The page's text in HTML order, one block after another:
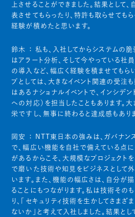
上させることができました。結果として
表させてもらったり、特許も取らせても
経験が積めたと思います。
鈴木 ： 私も、入社してからシステムの
はアラート分析、そして今やっている社
の導入など、幅広く経験を積ませてもら
プとしては、大きなイベント関連の受注
はあるナショナルイベントで、インシデン
への対応）を担当したこともあります。
栄ですし、無事に終わると達成感もありま
岡安 ：
NTT東日本の強みは、ガバナン
で、幅広い機能を自社で備えている点に
があるからこそ、大規模なプロジェクト
で磨いた技術や知見をビジネスとして
います。また、機能の幅広さは、自分が
ることにもつながります。私は技術その
り、「セキュリティ技術を生かしてさま
ないか」と考えて入社しました。結果と